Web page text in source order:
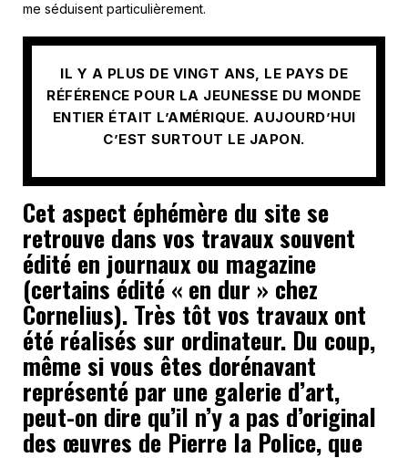
me séduisent particulièrement.
IL Y A PLUS DE VINGT ANS, LE PAYS DE
RÉFÉRENCE POUR LA JEUNESSE DU MONDE
ENTIER ÉTAIT L’AMÉRIQUE. AUJOURD’HUI
C’EST SURTOUT LE JAPON.
Cet aspect éphémère du site se
retrouve dans vos travaux souvent
édité en journaux ou magazine
(certains édité « en dur » chez
Cornelius). Très tôt vos travaux ont
été réalisés sur ordinateur. Du coup,
même si vous êtes dorénavant
représenté par une galerie d’art,
peut-on dire qu’il n’y a pas d’original
des œuvres de Pierre la Police, que